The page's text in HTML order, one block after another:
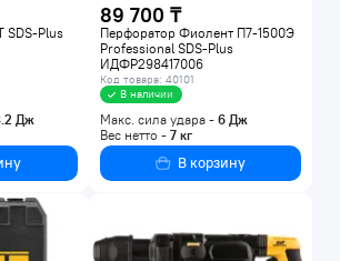
SDS-Plus
Дж
89 700 ₸
Перфоратор Фиолент П7-1500Э
Professional SDS-Plus
ИДФР298417006
Код товара: 40101
В наличии
Макс. сила удара - 6Дж
Вес нетто - 7кг
В корзину